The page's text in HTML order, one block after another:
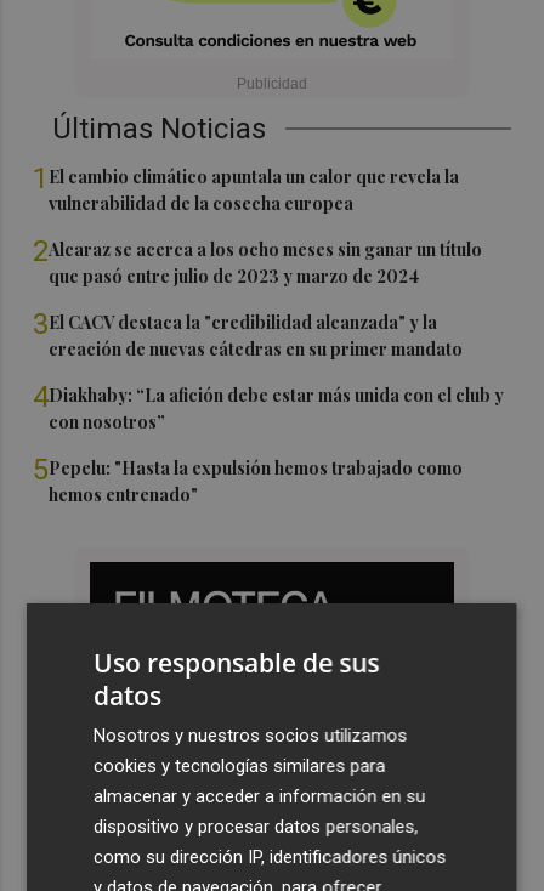
Últimas Noticias
1 El cambio climático apuntala un calor que revela la
vulnerabilidad de la cosecha europea
2Alcaraz se acerca a los ocho meses sin ganar un título
que pasó entre julio de 2023 y marzo de 2024
3El CACV destaca la "credibilidad alcanzada" y la
creación de nuevas cátedras en su primer mandato
4Diakhaby: “La afición debe estar más unida con el club y
con nosotros”
5Pepelu: "Hasta la expulsión hemos trabajado como
hemos entrenado"
Uso responsable de sus
datos
Nosotros y nuestros socios utilizamos
cookies y tecnologías similares para
almacenar y acceder a información en su
dispositivo y procesar datos personales,
como su dirección IP, identificadores únicos